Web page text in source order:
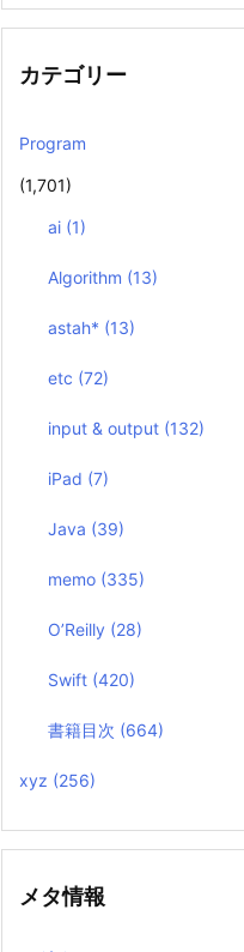
カテゴリー
Program
(1,701)
ai (1)
Algorithm (13)
astah* (13)
etc (72)
input & output (132)
iPad (7)
Java (39)
memo (335)
O’Reilly (28)
Swift (420)
書籍目次 (664)
xyz (256)
メタ情報